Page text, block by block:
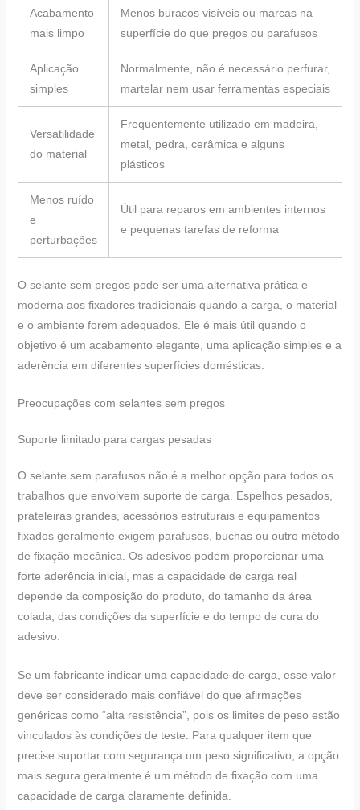
Acabamento
mais limpo
Menos buracos visíveis ou marcas na
superfície do que pregos ou parafusos
Aplicação
simples
Normalmente, não é necessário perfurar,
martelar nem usar ferramentas especiais
Versatilidade
do material
Frequentemente utilizado em madeira,
metal, pedra, cerâmica e alguns
plásticos
Menos ruído
e
perturbações
Útil para reparos em ambientes internos
e pequenas tarefas de reforma
O selante sem pregos pode ser uma alternativa prática e
moderna aos fixadores tradicionais quando a carga, o material
e o ambiente forem adequados. Ele é mais útil quando o
objetivo é um acabamento elegante, uma aplicação simples e a
aderência em diferentes superfícies domésticas.
Preocupações com selantes sem pregos
Suporte limitado para cargas pesadas
O selante sem parafusos não é a melhor opção para todos os
trabalhos que envolvem suporte de carga. Espelhos pesados,
prateleiras grandes, acessórios estruturais e equipamentos
fixados geralmente exigem parafusos, buchas ou outro método
de fixação mecânica. Os adesivos podem proporcionar uma
forte aderência inicial, mas a capacidade de carga real
depende da composição do produto, do tamanho da área
colada, das condições da superfície e do tempo de cura do
adesivo.
Se um fabricante indicar uma capacidade de carga, esse valor
deve ser considerado mais confiável do que afirmações
genéricas como “alta resistência”, pois os limites de peso estão
vinculados às condições de teste. Para qualquer item que
precise suportar com segurança um peso significativo, a opção
mais segura geralmente é um método de fixação com uma
capacidade de carga claramente definida.